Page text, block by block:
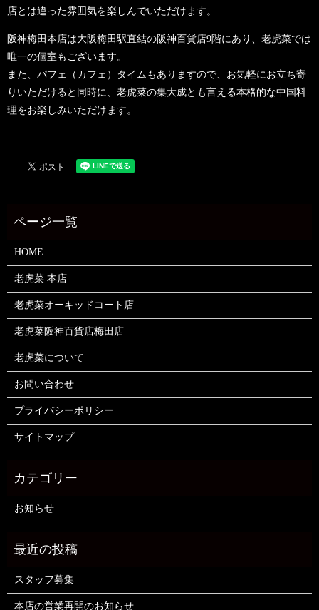
店とは違った雰囲気を楽しんでいただけます。
阪神梅田本店は大阪梅田駅直結の阪神百貨店9階にあり、老虎菜では
唯一の個室もございます。
また、パフェ（カフェ）タイムもありますので、お気軽にお立ち寄
りいただけると同時に、老虎菜の集大成とも言える本格的な中国料
理をお楽しみいただけます。
HOME
老虎菜 本店
老虎菜オーキッドコート店
老虎菜阪神百貨店梅田店
老虎菜について
お問い合わせ
プライバシーポリシー
サイトマップ
お知らせ
スタッフ募集
本店の営業再開のお知らせ